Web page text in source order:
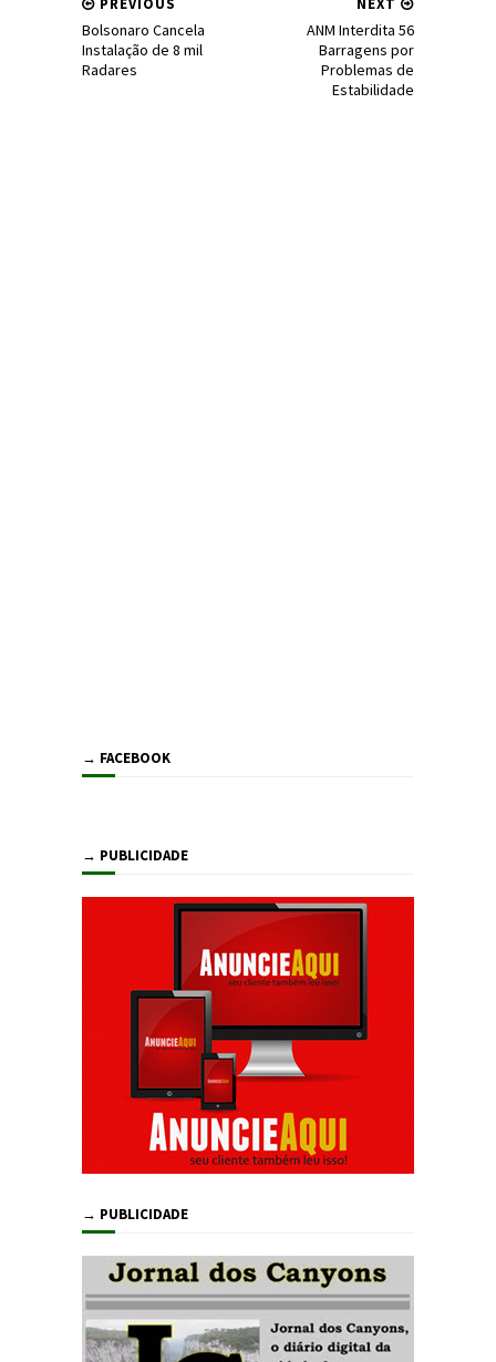
ANM Interdita 56
Barragens por
Problemas de
Estabilidade
Bolsonaro Cancela
Instalação de 8 mil
Radares
→ FACEBOOK
→ PUBLICIDADE
→ PUBLICIDADE